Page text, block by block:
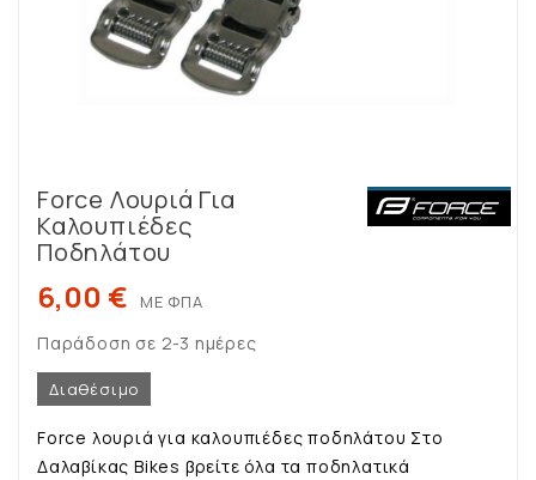
Force Λουριά Για
Καλουπιέδες
Ποδηλάτου
6,00 € ΜΕ ΦΠΑ
Παράδοση σε 2-3 ημέρες
Διαθέσιμο
Force λουριά για καλουπιέδες ποδηλάτου Στο
Δαλαβίκας Bikes βρείτε όλα τα ποδηλατικά